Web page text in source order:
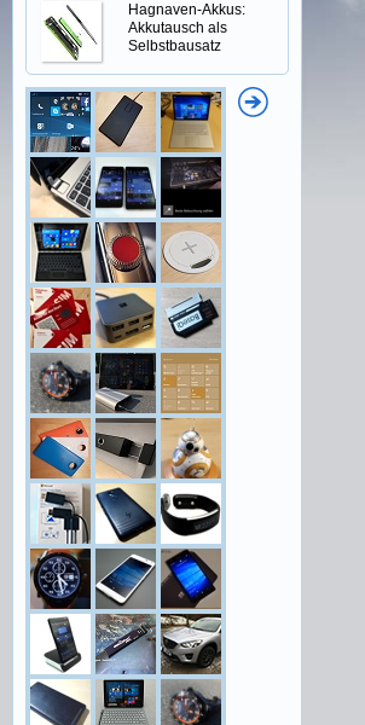
Hagnaven-Akkus:
Akkutausch als
Selbstbausatz